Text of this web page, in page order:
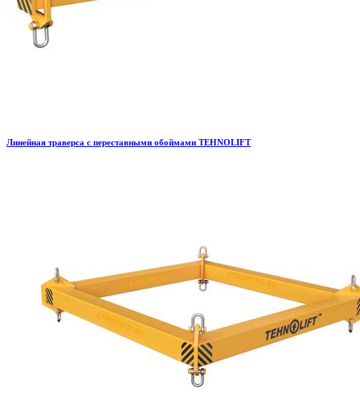
Линейная траверса с переставными обоймами TEHNOLIFT